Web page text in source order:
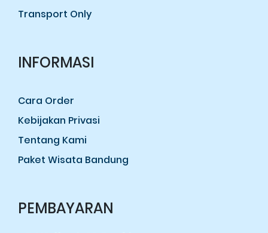
Transport Only
INFORMASI
Cara Order
Kebijakan Privasi
Tentang Kami
Paket Wisata Bandung
PEMBAYARAN